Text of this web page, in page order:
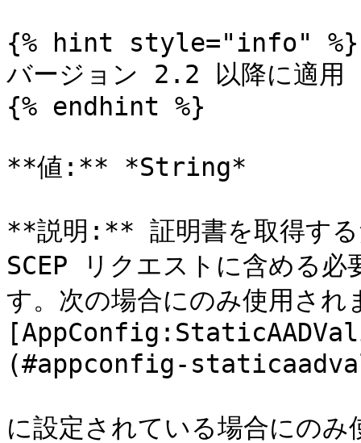
{% hint style="info" %}
バージョン 2.2 以降に適用
{% endhint %}
**値:** *String*
**説明:** 証明書を取得する
SCEP リクエストに含める
す。次の場合にのみ使用され
(#appconfig-
に設定されている場合にの